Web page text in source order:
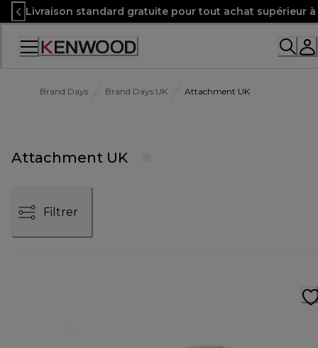
Skip
to
Content
Livraison standard gratuite pour tout achat supérieur
Brand Days Brand Days UK Attachment UK
Attachment UK
Filtrer